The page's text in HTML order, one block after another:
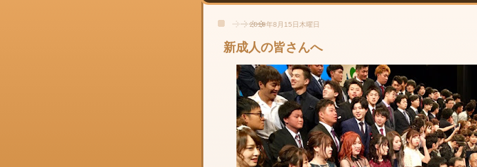
2019年8月15日木曜日
新成人の皆さんへ